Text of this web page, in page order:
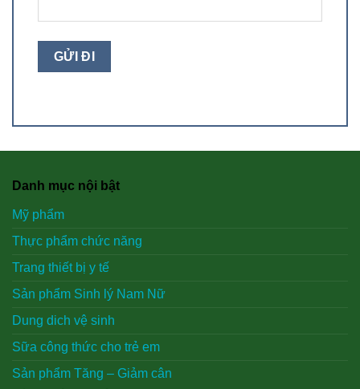
Danh mục nội bật
Mỹ phẩm
Thực phẩm chức năng
Trang thiết bị y tế
Sản phẩm Sinh lý Nam Nữ
Dung dich vệ sinh
Sữa công thức cho trẻ em
Sản phẩm Tăng – Giảm cân